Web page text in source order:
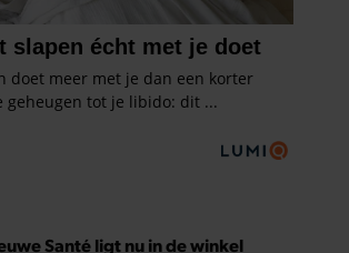
Santé ligt nu in de winkel